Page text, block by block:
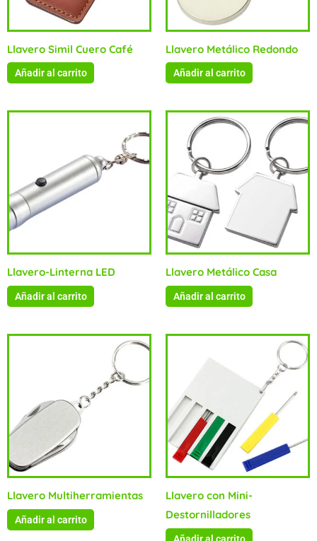
Llavero Simil Cuero Café
Añadir al carrito
Llavero Metálico Redondo
Añadir al carrito
Llavero-Linterna LED
Añadir al carrito
Llavero Metálico Casa
Añadir al carrito
Llavero Multiherramientas
Añadir al carrito
Llavero con Mini-
Destornilladores
Añadir al carrito